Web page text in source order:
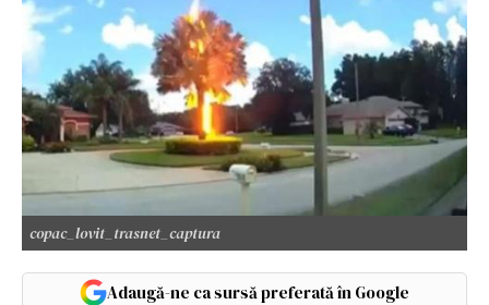
copac_lovit_trasnet_captura
Adaugă-ne ca sursă preferată în Google